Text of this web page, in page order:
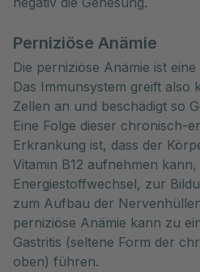
Perniziöse Anämie
Die perniziöse Anämie ist
Das Immunsystem greift also
Zellen an und beschädigt so
Eine Folge dieser chronisch-
Erkrankung ist, dass der
Vitamin B12 aufnehmen
Energiestoffwechsel, zur
zum Aufbau der
perniziöse Anämie kann zu
Gastritis (seltene Form der
oben) führen.